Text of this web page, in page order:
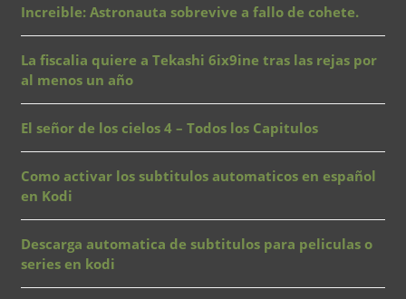
Increible: Astronauta sobrevive a fallo de cohete.
La fiscalia quiere a Tekashi 6ix9ine tras las rejas por
al menos un año
El señor de los cielos 4 – Todos los Capitulos
Como activar los subtitulos automaticos en español
en Kodi
Descarga automatica de subtitulos para peliculas o
series en kodi